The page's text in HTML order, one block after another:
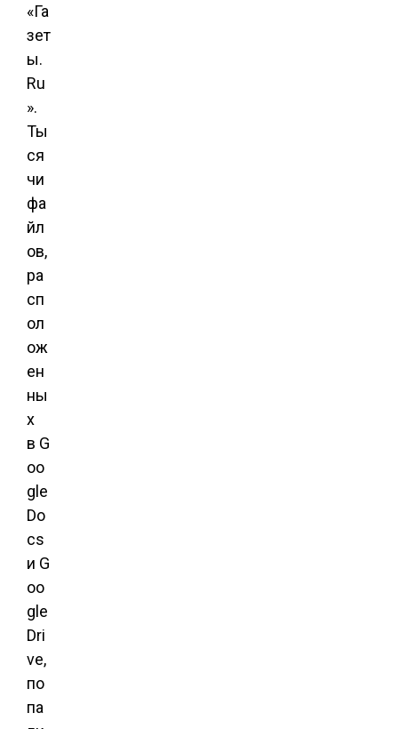
«Га
зет
ы.
Ru
».
Ты
ся
чи
фа
йл
ов,
ра
сп
ол
ож
ен
ны
х
в G
oo
gle
Do
cs
и G
oo
gle
Dri
ve,
по
па